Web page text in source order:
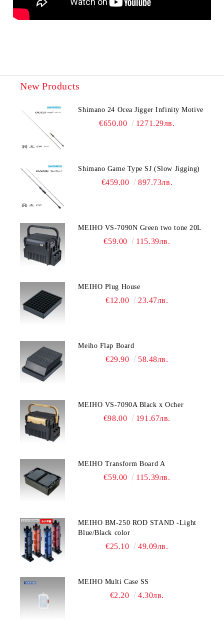
New Products
Shimano 24 Ocea Jigger Infinity Motive
€650.00 1271.29лв.
Shimano Game Type SJ (Slow Jigging)
€459.00 897.73лв.
MEIHO VS-7090N Green two tone 20L
€59.00 115.39лв.
MEIHO Plug House
€12.00 23.47лв.
Meiho Flap Board
€29.90 58.48лв.
MEIHO VS-7090A Black x Ocher
€98.00 191.67лв.
MEIHO Transform Board A
€59.00 115.39лв.
MEIHO BM-250 ROD STAND -Light
Blue/Black color
€25.10 49.09лв.
MEIHO Multi Case SS
€2.20 4.30лв.